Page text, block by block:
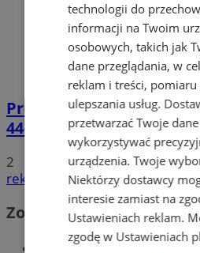
Prowadził BMW mimo
44-latek zatrzymany na
2
reklama
Zobacz również
Wiadomości
technologii do
informacji na Twoim
osobowych, takich jak
dane przeglądania, w
reklam i treści,
ulepszania usług.
przetwarzać Twoje
wykorzystywać
urządzenia. Twoje
Niektórzy dostawcy
interesie zamiast na
Ustawieniach reklam.
zgodę w Ustawieniach